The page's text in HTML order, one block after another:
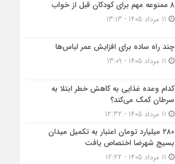
۸ ممنوعه مهم برای کودکان قبل از خواب
چند راه ساده برای افزایش عمر لباس‌ها
کدام وعده غذایی به کاهش خطر ابتلا به
سرطان کمک می‌کند؟
۲۸۰ میلیارد تومان اعتبار به تکمیل میدان
بسیج شهرضا اختصاص یافت